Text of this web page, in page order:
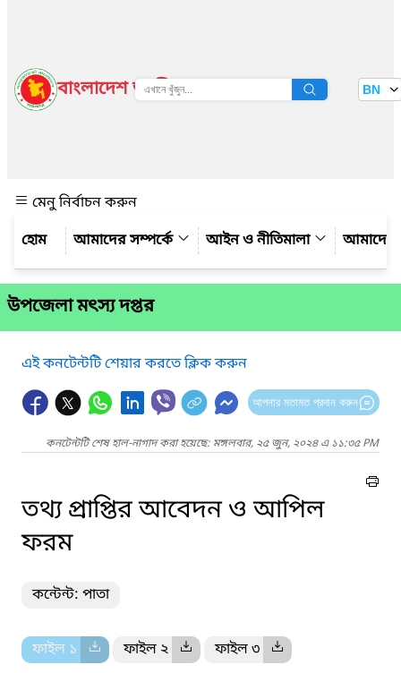
বাংলাদেশ জাতীয় তথ্য বাতায়ন BN
মেনু নির্বাচন করুন
আমাদের সম্পর্কে
আইন ও নীতিমালা আমাদের
উপজেলা মৎস্য দপ্তর
এই কনটেন্টটি শেয়ার করতে ক্লিক করুন
আপনার মতামত প্রদান করুন
কনটেন্টটি শেষ হাল-নাগাদ করা হয়েছে: মঙ্গলবার, ২৫ জুন, ২০২৪ এ ১১:৩৫ PM
তথ্য প্রাপ্তির আবেদন ও আপিল
ফরম
কন্টেন্ট: পাতা
ফাইল ১ ফাইল ২ ফাইল ৩